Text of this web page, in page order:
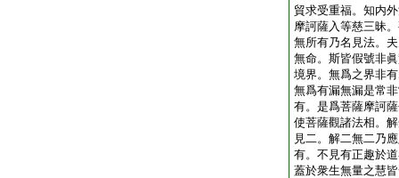
貿求受重福。知内
摩訶薩入等慈三昧
無所有乃名見法。
無命。斯皆假號非
境界。無爲之界非
無爲有漏無漏是常
有。是爲菩薩摩訶
使菩薩觀諸法相。
見二。解二無二乃
有。不見有正趣於
蓋於衆生無量之慧